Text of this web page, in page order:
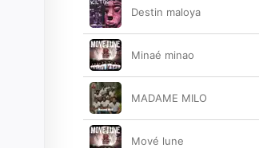
Destin maloya
Minaé minao
MADAME MILO
Mové lune